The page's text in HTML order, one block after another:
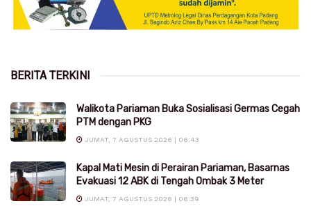
BERITA TERKINI
Walikota Pariaman Buka Sosialisasi Germas Cegah
PTM dengan PKG
JUMAT, 7 AGUSTUS 2026 | 06:43
Kapal Mati Mesin di Perairan Pariaman, Basarnas
Evakuasi 12 ABK di Tengah Ombak 3 Meter
JUMAT, 7 AGUSTUS 2026 | 06:39